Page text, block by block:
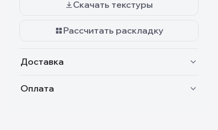
Скачать текстуры
Рассчитать раскладку
Доставка
Оплата